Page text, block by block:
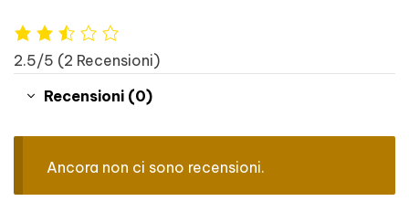
2.5/5 (2 Recensioni)
Recensioni (0)
Ancora non ci sono recensioni.